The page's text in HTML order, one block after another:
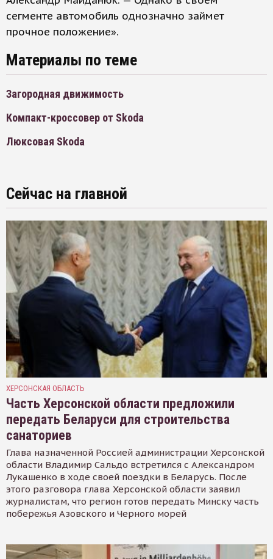
сегменте автомобиль однозначно займет
прочное положение».
Материалы по теме
Загородная движимость
Компакт-кроссовер от Skoda
Люксовая Skoda
Сейчас на главной
ХЕРСОНСКАЯ ОБЛАСТЬ
Часть Херсонской области предложили
передать Беларуси для строительства
санаториев
Глава назначенной Россией администрации Херсонской
области Владимир Сальдо встретился с Александром
Лукашенко в ходе своей поездки в Беларусь. После
этого разговора глава Херсонской области заявил
журналистам, что регион готов передать Минску часть
побережья Азовского и Черного морей